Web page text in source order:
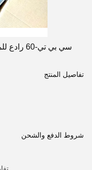
سي بي
تفاصيل المنتج
شروط الدفع والشحن